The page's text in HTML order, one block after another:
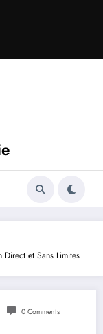
et Sans Limites
0 Comments